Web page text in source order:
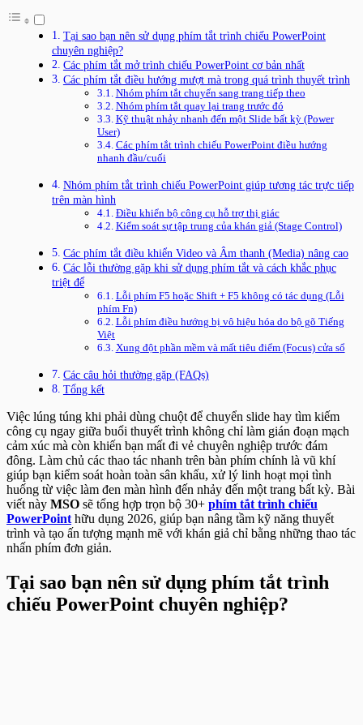
Tại sao bạn nên sử dụng phím tắt trình chiếu PowerPoint
chuyên nghiệp?
Các phím tắt mở trình chiếu PowerPoint cơ bản nhất
Các phím tắt điều hướng mượt mà trong quá trình thuyết trình
Nhóm phím tắt chuyển sang trang tiếp theo
Nhóm phím tắt quay lại trang trước đó
Kỹ thuật nhảy nhanh đến một Slide bất kỳ (Power
User)
Các phím tắt trình chiếu PowerPoint điều hướng
nhanh đầu/cuối
Nhóm phím tắt trình chiếu PowerPoint giúp tương tác trực tiếp
trên màn hình
Điều khiển bộ công cụ hỗ trợ thị giác
Kiểm soát sự tập trung của khán giả (Stage Control)
Các phím tắt điều khiển Video và Âm thanh (Media) nâng cao
Các lỗi thường gặp khi sử dụng phím tắt và cách khắc phục
triệt để
Lỗi phím F5 hoặc Shift + F5 không có tác dụng (Lỗi
phím Fn)
Lỗi phím điều hướng bị vô hiệu hóa do bộ gõ Tiếng
Việt
Xung đột phần mềm và mất tiêu điểm (Focus) cửa sổ
Các câu hỏi thường gặp (FAQs)
Tổng kết
Việc lúng túng khi phải dùng chuột để chuyển slide hay tìm kiếm
công cụ ngay giữa buổi thuyết trình không chỉ làm gián đoạn mạch
cảm xúc mà còn khiến bạn mất đi vẻ chuyên nghiệp trước đám
đông. Làm chủ các thao tác nhanh trên bàn phím chính là vũ khí
giúp bạn kiểm soát hoàn toàn sân khấu, xử lý linh hoạt mọi tình
huống từ việc làm đen màn hình đến nhảy đến một trang bất kỳ. Bài
viết này MSO sẽ tổng hợp trọn bộ 30+ phím tắt trình chiếu
PowerPoint hữu dụng 2026, giúp bạn nâng tầm kỹ năng thuyết
trình và tạo ấn tượng mạnh mẽ với khán giả chỉ bằng những thao tác
nhấn phím đơn giản.
Tại sao bạn nên sử dụng phím tắt trình
chiếu PowerPoint chuyên nghiệp?